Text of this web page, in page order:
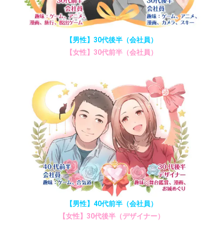
【男性】30代後半（会社員）
【女性】30代前半（会社員）
【男性】40代前半（会社員）
【女性】30代後半（デザイナー）